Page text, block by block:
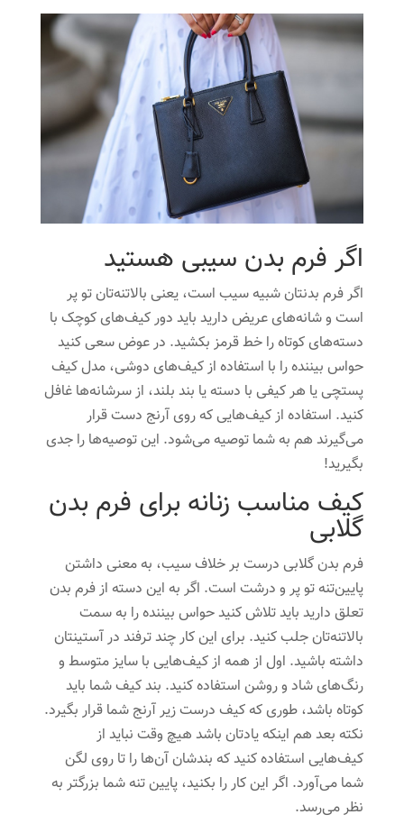
اگر فرم بدن سیبی هستید
اگر فرم بدنتان شبیه سیب است، یعنی بالاتنه‌تان تو پر
است و شانه‌های عریض دارید باید دور کیف‌های کوچک با
دسته‌های کوتاه را خط قرمز بکشید. در عوض سعی کنید
حواس بیننده را با استفاده از کیف‌های دوشی، مدل کیف
پستچی یا هر کیفی با دسته یا بند بلند، از سرشانه‌ها غافل
کنید. استفاده از کیف‌هایی که روی آرنج دست قرار
می‌گیرند هم به شما توصیه می‌شود. این توصیه‌ها را جدی
بگیرید!
کیف مناسب زنانه برای فرم بدن
گلابی
فرم بدن گلابی درست بر خلاف سیب، به معنی داشتن
پایین‌تنه تو پر و درشت است. اگر به این دسته از فرم بدن
تعلق دارید باید تلاش کنید حواس بیننده را به سمت
بالاتنه‌تان جلب کنید. برای این کار چند ترفند در آستینتان
داشته باشید. اول از همه از کیف‌هایی با سایز متوسط و
رنگ‌های شاد و روشن استفاده کنید. بند کیف شما باید
کوتاه باشد، طوری که کیف درست زیر آرنج شما قرار بگیرد.
نکته بعد هم اینکه یادتان باشد هیچ وقت نباید از
کیف‌هایی استفاده کنید که بندشان آن‌ها را تا روی لگن
شما می‌آورد. اگر این کار را بکنید، پایین تنه شما بزرگتر به
نظر می‌رسد.